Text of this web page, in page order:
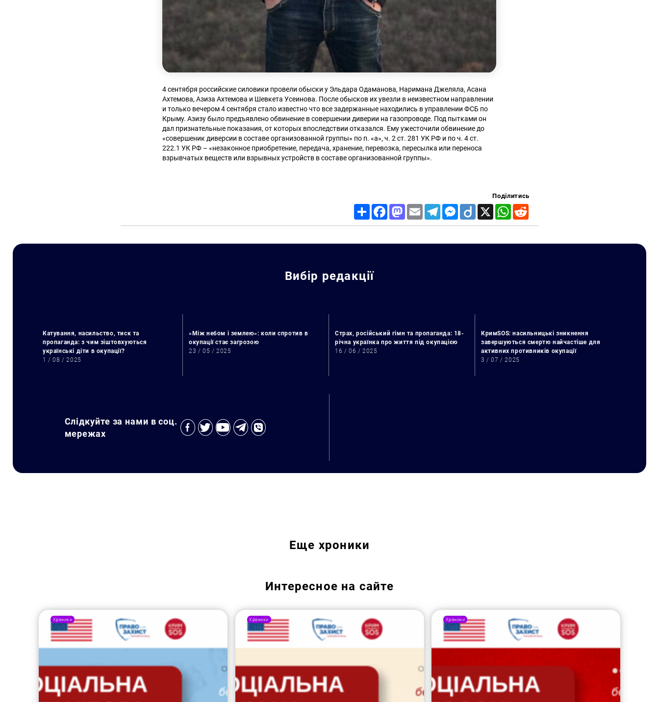
4 сентября российские силовики провели обыски у Эльдара Одаманова, Наримана Джеляла, Асана
Ахтемова, Азиза Ахтемова и Шевкета Усеинова. После обысков их увезли в неизвестном направлении
и только вечером 4 сентября стало известно что все задержанные находились в управлении ФСБ по
Крыму. Азизу было предъявлено обвинение в совершении диверии на газопроводе. Под пытками он
дал признательные показания, от которых впоследствии отказался. Ему ужесточили обвинение до
«совершеник диверсии в составе организованной группы» по п. «а», ч. 2 ст. 281 УК РФ и по ч. 4 ст.
222.1 УК РФ – «незаконное приобретение, передача, хранение, перевозка, пересылка или переноса
взрывчатых веществ или взрывных устройств в составе организованной группы».
Поділитись
Share FacebookMastodon
Email TelegramMessenger
Diigo X WhatsApp
Вибір редакції
Катування, насильство, тиск та
пропаганда: з чим зіштовхуються
українські діти в окупації?
1 / 08 / 2025
«Між небом і землею»: коли спротив в
окупації стає загрозою
23 / 05 / 2025
Страх, російський гімн та пропаганда: 18-
річна українка про життя під окупацією
16 / 06 / 2025
КримSOS: насильницькі зникнення
завершуються смертю найчастіше для
активних противників окупації
3 / 07 / 2025
Слідкуйте за нами в соц.
мережах
Еще хроники
Интересное на сайте
Хроники Хроники Хроники